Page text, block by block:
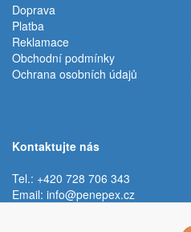
Doprava
Platba
Reklamace
Obchodní podmínky
Ochrana osobních údajů
Kontaktujte nás
Tel.: +420 728 706 343
Email: info@penepex.cz
Trávník 2076, 686 03 Staré Město